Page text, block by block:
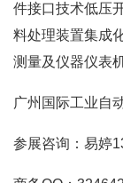
件接口技术低压
料处理装置集成
测量及仪器仪表
广州国际工业自
参展咨询：易婷